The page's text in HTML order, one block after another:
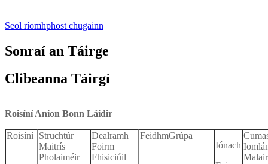
Seol ríomhphost chugainn
Sonraí an Táirge
Clibeanna Táirgí
Roisíní Anion Bonn Láidir
Roisíní Struchtúr
Maitrís
Pholaiméir
Dealramh
Foirm
Fhisiciúil
FeidhmGrúpa
Iónach